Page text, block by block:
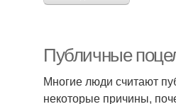
Публичные
Многие люди считают
некоторые причины,